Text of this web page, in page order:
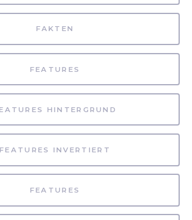
FAKTEN
FEATURES
HINTERGRUND
FEATURES INVERTIERT
FEATURES